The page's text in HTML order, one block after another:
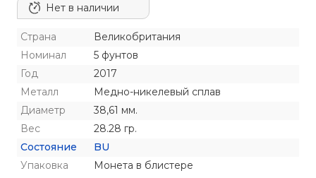
Нет в наличии
Страна
Великобритания
Номинал
5 фунтов
Год
2017
Металл
Медно-никелевый сплав
Диаметр
38,61 мм.
Вес
28.28 гр.
Состояние
BU
Упаковка
Монета в блистере